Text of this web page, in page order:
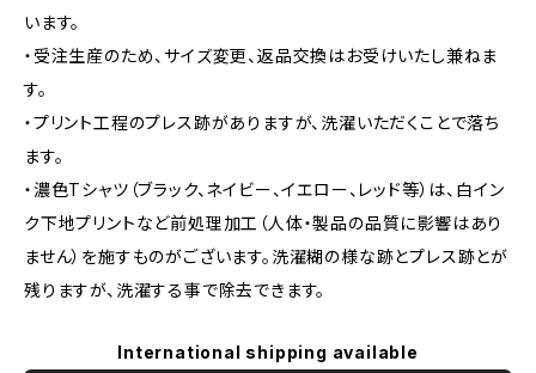
います。
・受注生産のため、サイズ変更、返品交換はお受けいたし兼ねま
す。
・プリント工程のプレス跡がありますが、洗濯いただくことで落ち
ます。
・濃色Tシャツ（ブラック、ネイビー、イエロー、レッド等）は、白イン
ク下地プリントなど前処理加工（人体・製品の品質に影響はあり
ません）を施すものがございます。洗濯糊の様な跡とプレス跡とが
残りますが、洗濯する事で除去できます。
International shipping available